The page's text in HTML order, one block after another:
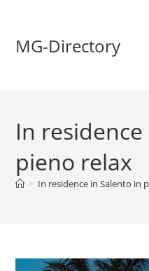
MG-Directory
In
pieno relax
> In residence in Salento in